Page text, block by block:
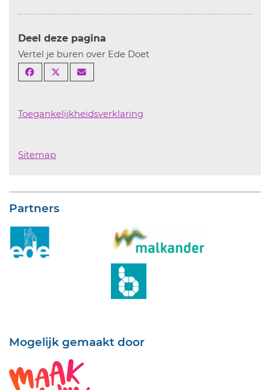
Deel deze pagina
Vertel je buren over Ede Doet
Toegankelijkheidsverklaring
Sitemap
Partners
Mogelijk gemaakt door